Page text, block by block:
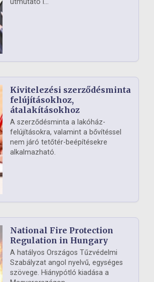
Kivitelezési szerződésminta
felújításokhoz,
átalakításokhoz
A szerződésminta a lakóház-
felújításokra, valamint a bővítéssel
nem járó tetőtér-beépítésekre
alkalmazható.
National Fire Protection
Regulation in Hungary
A hatályos Országos Tűzvédelmi
Szabályzat angol nyelvű, egységes
szövege. Hiánypótló kiadása a